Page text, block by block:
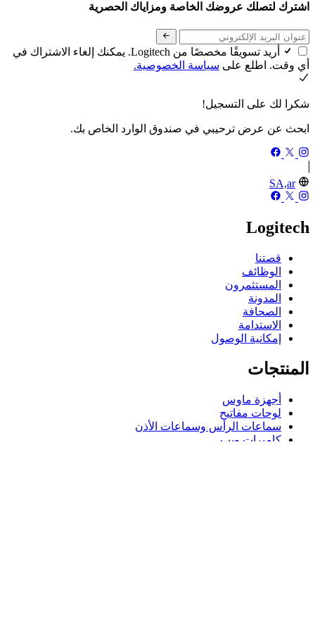
اشترك لتصلك عروضك الخاصة ومزاياك الحصرية
أريد تسويقًا مخصصًا من Logitech. يمكنك إلغاء الاشتراك في
أي وقت. اطلع على سياسة الخصوصية.
شكرا لك على التسجيل!
ابحث عن عرض ترحيبي في صندوق الوارد الخاص بك.
SA,ar
Logitech
قصتنا
الوظائف
المستثمرون
المدونة
الصحافة
الاستدامة
إمكانية الوصول
المنتجات
أجهزة ماوس
لوحات مفاتيح
سماعات الرأس وسماعات الأذن
كاميرات ويب